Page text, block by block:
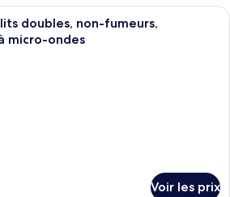
Une chambre d’hôtel avec deux lits,
doubles, non-fumeurs,
micro-ondes
Voir les prix